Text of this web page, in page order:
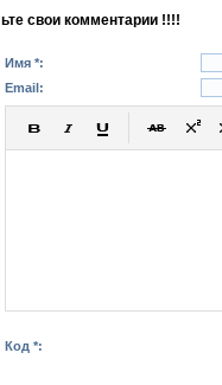
ьте свои комментарии !!!!
Имя *:
Email:
Код *: